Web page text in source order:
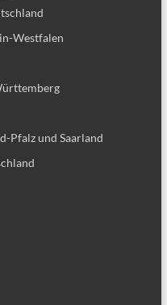
Westfalen
Pfalz und Saarland